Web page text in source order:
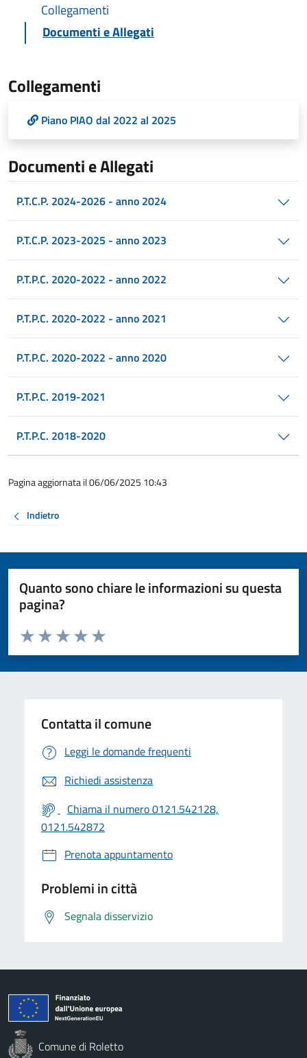
Collegamenti
Documenti e Allegati
Collegamenti
Piano PIAO dal 2022 al 2025
Documenti e Allegati
P.T.C.P. 2024-2026 - anno 2024
P.T.C.P. 2023-2025 - anno 2023
P.T.P.C. 2020-2022 - anno 2022
P.T.P.C. 2020-2022 - anno 2021
P.T.P.C. 2020-2022 - anno 2020
P.T.P.C. 2019-2021
P.T.P.C. 2018-2020
Pagina aggiornata il 06/06/2025 10:43
Indietro
Quanto sono chiare le informazioni su questa
pagina?
Valuta da 1 a 5 stelle la pagina
Valuta 5 stelle su 5
Valuta 4 stelle su 5
Valuta 3 stelle su 5
Valuta 2 stelle su 5
Valuta 1 stelle su 5
Contatta il comune
Leggi le domande frequenti
Richiedi assistenza
Chiama il numero 0121.542128,
0121.542872
Prenota appuntamento
Problemi in città
Segnala disservizio
Comune di Roletto